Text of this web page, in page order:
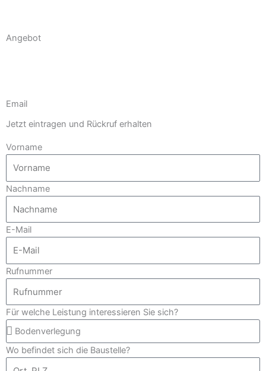
Angebot
Email
Jetzt eintragen und Rückruf erhalten
Vorname
Nachname
E-Mail
Rufnummer
Für welche Leistung interessieren Sie sich?
Wo befindet sich die Baustelle?